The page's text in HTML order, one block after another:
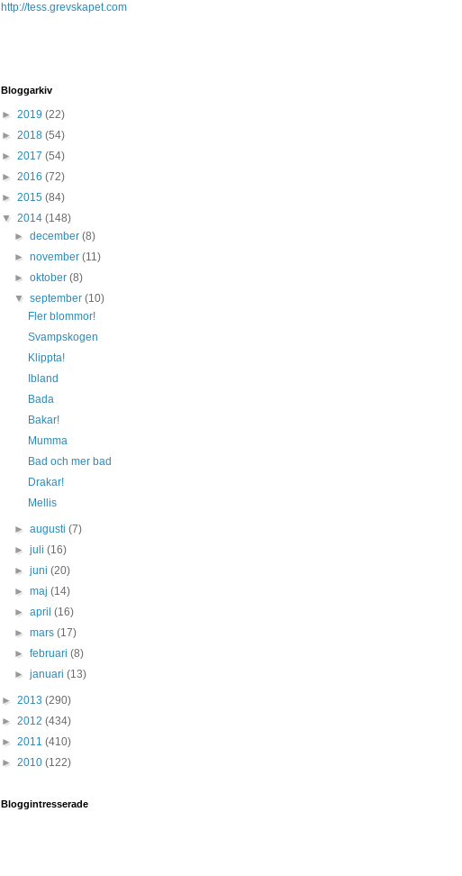
http://tess.grevskapet.com
Bloggarkiv
► 2019 (22)
► 2018 (54)
► 2017 (54)
► 2016 (72)
► 2015 (84)
▼ 2014 (148)
►december(8)
►november(11)
►oktober(8)
▼september(10)
Fler blommor!
Svampskogen
Klippta!
Ibland
Bada
Bakar!
Mumma
Bad och mer bad
Drakar!
Mellis
►augusti(7)
►juli(16)
►juni(20)
►maj(14)
►april(16)
►mars(17)
►februari(8)
►januari(13)
► 2013 (290)
► 2012 (434)
► 2011 (410)
► 2010 (122)
Bloggintresserade